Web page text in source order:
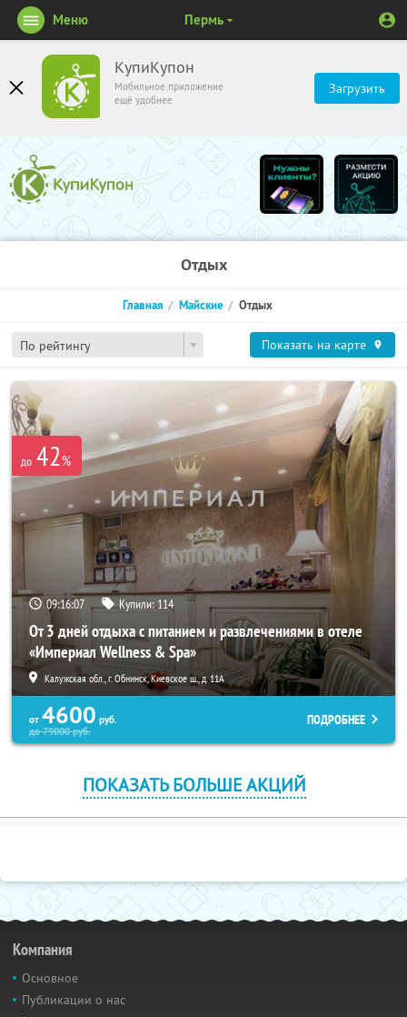
КупиКупон
Мобильное приложение
ещё удобнее
Загрузить
Меню Пермь
Отдых
По рейтингу
Главная Майские Отдых
Показать на карте
до 42%
09:16:06 Купили:114
От 3 дней отдыха с питанием и развлечениями в отеле
«Империал Wellness & Spa»
Калужская обл., г. Обнинск, Киевское ш., д. 11А
от 4600 руб.
до79000руб.
ПОДРОБНЕЕ
ПОКАЗАТЬ БОЛЬШЕ АКЦИЙ
Компания
Основное
Публикации о нас